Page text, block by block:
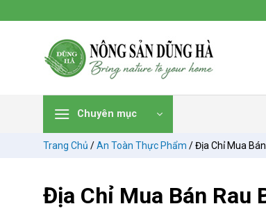
đến
Chuyên mục
Trang Chủ /An Toàn Thực Phẩm /Địa Chỉ Mua
Địa Chỉ Mua Bán Rau